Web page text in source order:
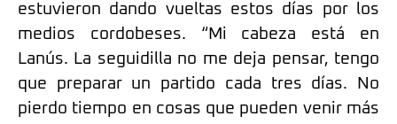
estuvieron dando vueltas estos días por los
medios cordobeses. “Mi cabeza está en
Lanús. La seguidilla no me deja pensar, tengo
que preparar un partido cada tres días. No
pierdo tiempo en cosas que pueden venir más